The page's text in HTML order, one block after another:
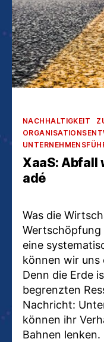
Kategorien
NACHHALTIGKEIT
XaaS: Abfall
adé
Was die
eine
können wir uns
Denn die Erde
begrenzten
Nachricht:
können ihr
Bahnen